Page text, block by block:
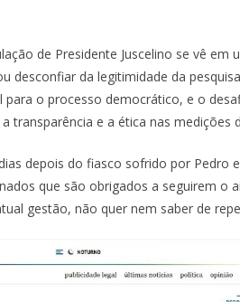
de Presidente Juscelino se vê
desconfiar da legitimidade da
para o processo democrático, e o
transparência e a ética nas medições
depois do fiasco sofrido por Pedro
que são obrigados a seguirem o
gestão, não quer nem saber de